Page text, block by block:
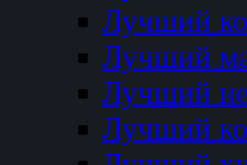
Лучший
Лучший
Лучший
Лучший